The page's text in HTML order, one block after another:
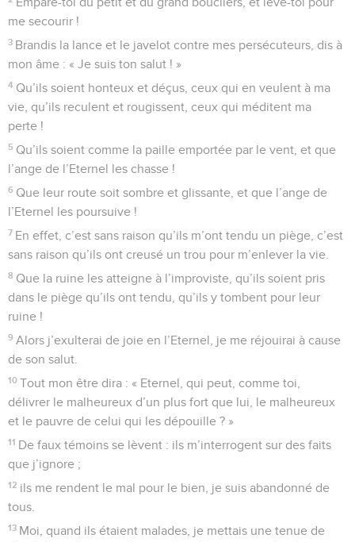
me secourir !
3 Brandis la lance et le javelot contre mes persécuteurs, dis à
mon âme : « Je suis ton salut ! »
4 Qu’ils soient honteux et déçus, ceux qui en veulent à ma
vie, qu’ils reculent et rougissent, ceux qui méditent ma
perte !
5 Qu’ils soient comme la paille emportée par le vent, et que
l’ange de l’Eternel les chasse !
6 Que leur route soit sombre et glissante, et que l’ange de
l’Eternel les poursuive !
7 En effet, c’est sans raison qu’ils m’ont tendu un piège, c’est
sans raison qu’ils ont creusé un trou pour m’enlever la vie.
8 Que la ruine les atteigne à l’improviste, qu’ils soient pris
dans le piège qu’ils ont tendu, qu’ils y tombent pour leur
ruine !
9 Alors j’exulterai de joie en l’Eternel, je me réjouirai à cause
de son salut.
10 Tout mon être dira : « Eternel, qui peut, comme toi,
délivrer le malheureux d’un plus fort que lui, le malheureux
et le pauvre de celui qui les dépouille ? »
11 De faux témoins se lèvent : ils m’interrogent sur des faits
que j’ignore ;
12 ils me rendent le mal pour le bien, je suis abandonné de
tous.
13 Moi, quand ils étaient malades, je mettais une tenue de